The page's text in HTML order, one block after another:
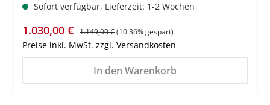
Sofort verfügbar, Lieferzeit: 1-2 Wochen
Verkaufspreis:
1.030,00 € Regulärer Preis:
1.149,00 €(10.36% gespart)
Preise inkl. MwSt. zzgl. Versandkosten
In den Warenkorb